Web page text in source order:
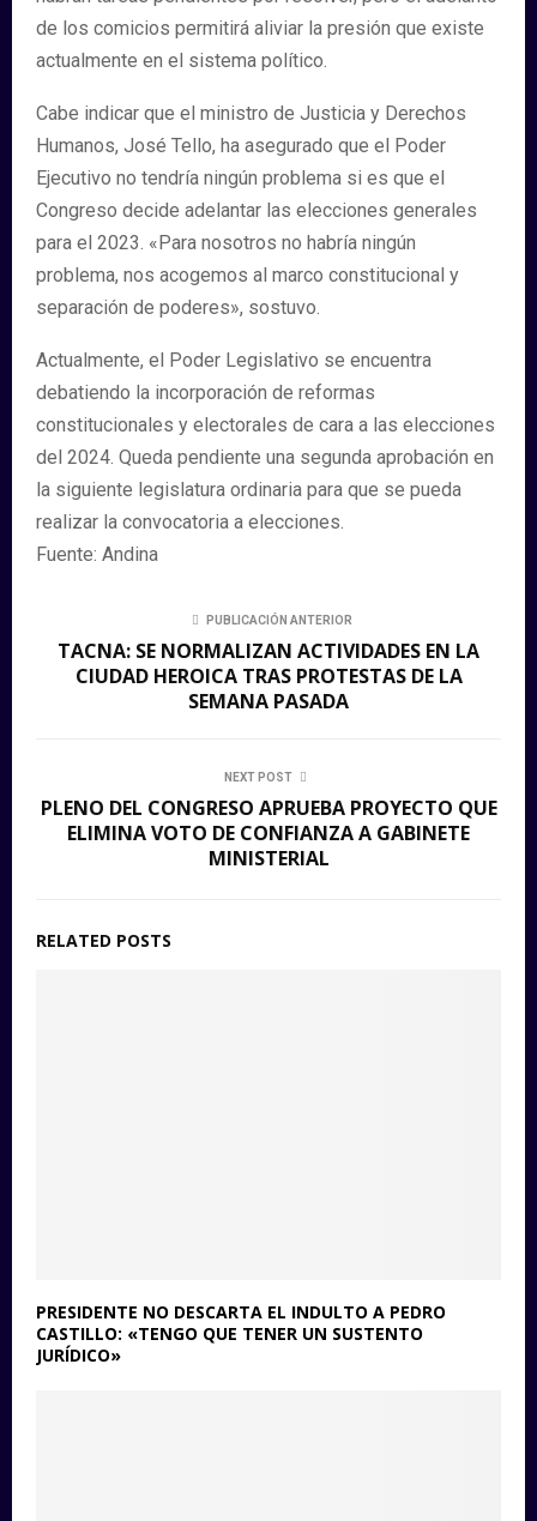
de los comicios permitirá aliviar la presión que existe
actualmente en el sistema político.
Cabe indicar que el ministro de Justicia y Derechos
Humanos, José Tello, ha asegurado que el Poder
Ejecutivo no tendría ningún problema si es que el
Congreso decide adelantar las elecciones generales
para el 2023. «Para nosotros no habría ningún
problema, nos acogemos al marco constitucional y
separación de poderes», sostuvo.
Actualmente, el Poder Legislativo se encuentra
debatiendo la incorporación de reformas
constitucionales y electorales de cara a las elecciones
del 2024. Queda pendiente una segunda aprobación en
la siguiente legislatura ordinaria para que se pueda
realizar la convocatoria a elecciones.
Fuente: Andina
PUBLICACIÓN ANTERIOR
TACNA: SE NORMALIZAN ACTIVIDADES EN LA
CIUDAD HEROICA TRAS PROTESTAS DE LA
SEMANA PASADA
NEXT POST
PLENO DEL CONGRESO APRUEBA PROYECTO QUE
ELIMINA VOTO DE CONFIANZA A GABINETE
MINISTERIAL
RELATED POSTS
PRESIDENTE NO DESCARTA EL INDULTO A PEDRO
CASTILLO: «TENGO QUE TENER UN SUSTENTO
JURÍDICO»